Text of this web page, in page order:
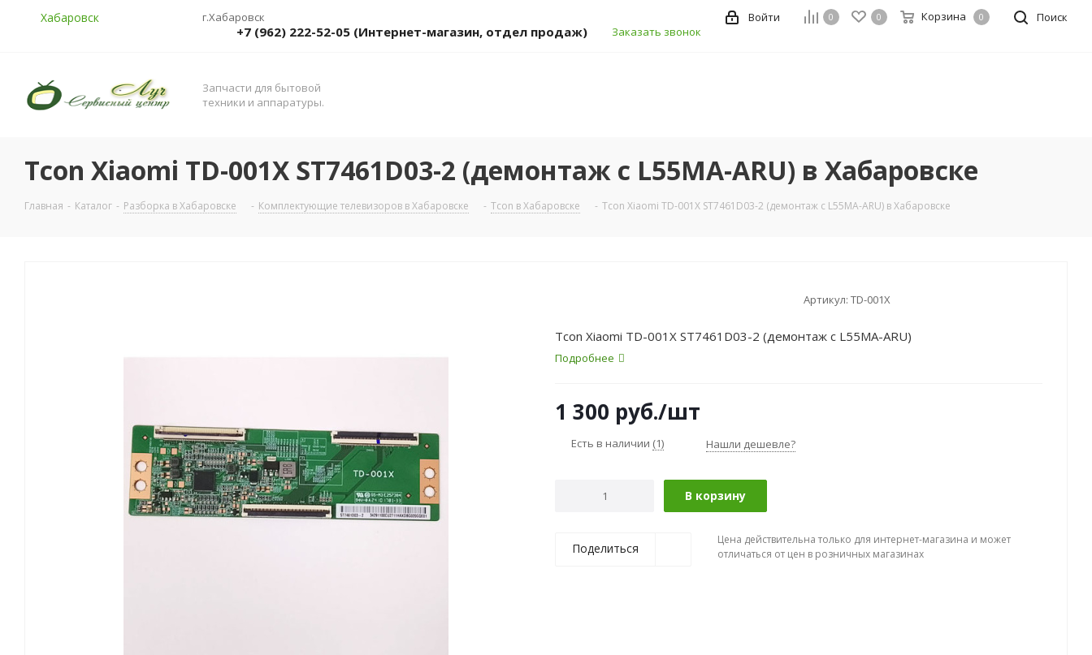
Хабаровск г.Хабаровск Поиск
0 0 Корзина 0
Войти
+7 (962) 222-52-05 (Интернет-магазин, отдел продаж) Заказать звонок
Запчасти для бытовой
техники и аппаратуры.
Tcon Xiaomi TD-001X ST7461D03-2 (демонтаж с L55MA-ARU) в Хабаровске
Главная - Каталог - Разборка в Хабаровске - Комплектующие телевизоров в Хабаровске - Tcon в Хабаровске - Tcon Xiaomi TD-001X ST7461D03-2 (демонтаж с L55MA-ARU) в Хабаровске
Артикул: TD-001X
Tcon Xiaomi TD-001X ST7461D03-2 (демонтаж с L55MA-ARU)
Подробнее
1 300 руб./шт
Есть в наличии (1) Нашли дешевле?
В корзину
Поделиться
Цена действительна только для интернет-магазина и может
отличаться от цен в розничных магазинах